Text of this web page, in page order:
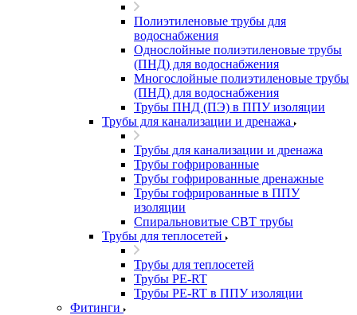
Полиэтиленовые трубы для
водоснабжения
Однослойные полиэтиленовые трубы
(ПНД) для водоснабжения
Многослойные полиэтиленовые трубы
(ПНД) для водоснабжения
Трубы ПНД (ПЭ) в ППУ изоляции
Трубы для канализации и дренажа
Трубы для канализации и дренажа
Трубы гофрированные
Трубы гофрированные дренажные
Трубы гофрированные в ППУ
изоляции
Спиральновитые СВТ трубы
Трубы для теплосетей
Трубы для теплосетей
Трубы PE-RT
Трубы PE-RT в ППУ изоляции
Фитинги